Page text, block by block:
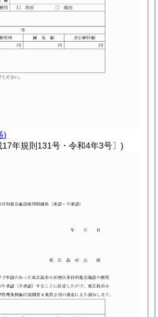
)
年規則131号・令和4年3号〕)